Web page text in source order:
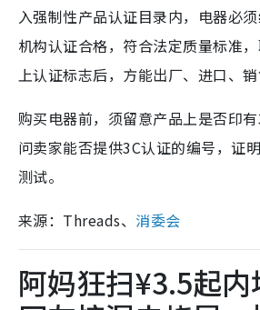
入强制性产品认证目录内，电器必
机构认证合格，符合法定质量标准
上认证标志后，方能出厂、进口、销
购买电器前，须留意产品上是否印
问卖家能否提供3C认证的编号，证
测试。
来源：Threads、 消委会
阿妈狂扫¥3.5起内